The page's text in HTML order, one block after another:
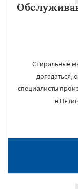
Стиральные
догадаться,
специалисты
в